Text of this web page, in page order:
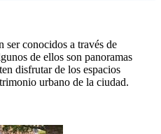
ser conocidos a través de
de ellos son panoramas
disfrutar de los espacios
urbano de la ciudad.